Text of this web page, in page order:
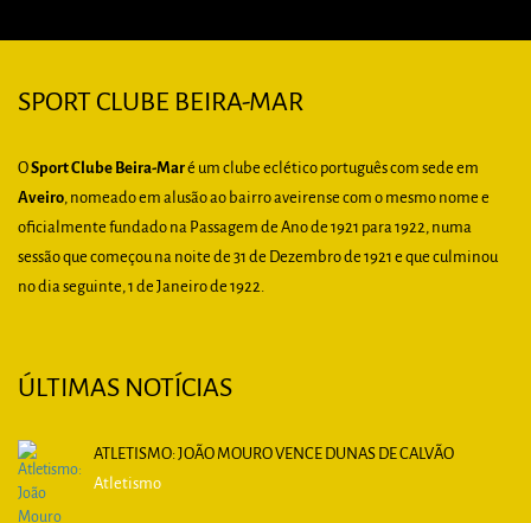
SPORT CLUBE BEIRA-MAR
OSport Clube Beira-Maré um clube eclético português com sede em
Aveiro, nomeado em alusão ao bairro aveirense com o mesmo nome e
oficialmente fundado na Passagem de Ano de 1921 para 1922, numa
sessão que começou na noite de 31 de Dezembro de 1921 e que culminou
no dia seguinte, 1 de Janeiro de 1922.
ÚLTIMAS NOTÍCIAS
ATLETISMO: JOÃO MOURO VENCE DUNAS DE CALVÃO
Atletismo